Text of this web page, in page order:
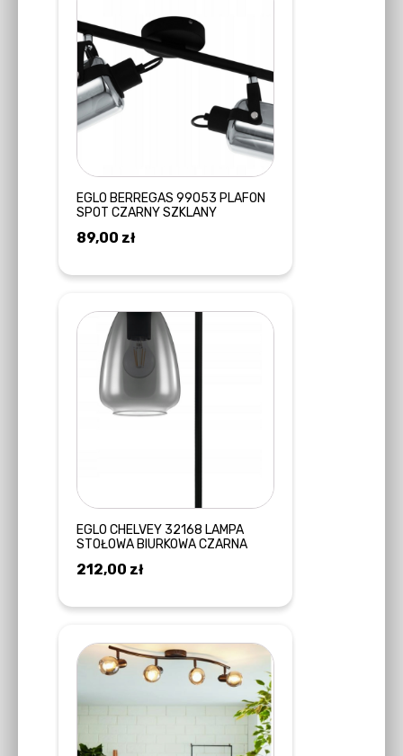
EGLO BERREGAS 99053 PLAFON
SPOT CZARNY SZKLANY
89,00 zł
EGLO CHELVEY 32168 LAMPA
STOŁOWA BIURKOWA CZARNA
212,00 zł